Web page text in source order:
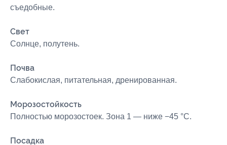
съедобные.
Свет
Солнце, полутень.
Почва
Слабокислая, питательная, дренированная.
Морозостойкость
Полностью морозостоек. Зона 1 — ниже −45 °C.
Посадка